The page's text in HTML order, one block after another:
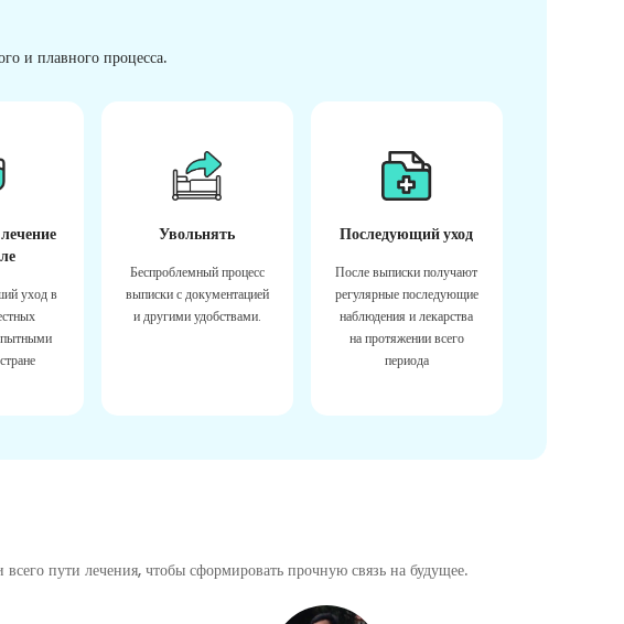
и плавного процесса.
уход в
Увольнять
Беспроблемный процесс
выписки с документацией
и другими удобствами.
Последующий уход
После выписки получают
регулярные последующие
наблюдения и лекарства
на протяжении всего
периода
пути лечения, чтобы сформировать прочную связь на будущее.